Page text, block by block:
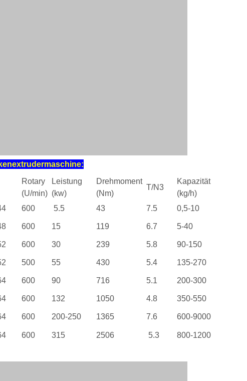
Rotary
(U/min)
Leistung
(kw)
Drehmoment
(Nm)
T/N3
Kapazität
(kg/h)
600 5.5 43 7.5 0,5-10
600 15 119 6.7 5-40
600 30 239 5.8 90-150
500 55 430 5.4 135-270
600 90 716 5.1 200-300
600 132 1050 4.8 350-550
600 200-250 1365 7.6 600-9000
600 315 2506 5.3 800-1200